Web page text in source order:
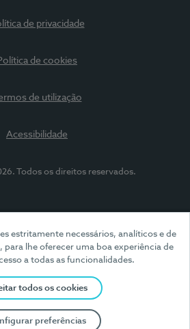
estritamente necessários, analíticos e de
lhe oferecer uma boa experiência de
a todas as funcionalidades.
todos os cookies
preferências
de privacidade
de cookies
de utilização
Acessibilidade
Todos os direitos reservados.